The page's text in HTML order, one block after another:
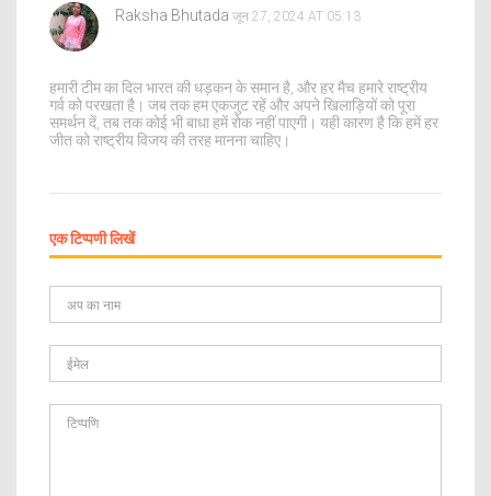
Raksha Bhutada जून 27, 2024 AT 05:13
हमारी टीम का दिल भारत की धड़कन के समान है, और हर मैच हमारे राष्ट्रीय
गर्व को परखता है। जब तक हम एकजुट रहें और अपने खिलाड़ियों को पूरा
समर्थन दें, तब तक कोई भी बाधा हमें रोक नहीं पाएगी। यही कारण है कि हमें हर
जीत को राष्ट्रीय विजय की तरह मानना चाहिए।
एक टिप्पणी लिखें